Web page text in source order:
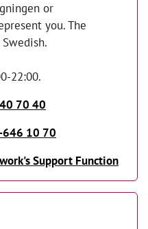
or
you. The
22:00.
70 40
646 10 70
Support Function